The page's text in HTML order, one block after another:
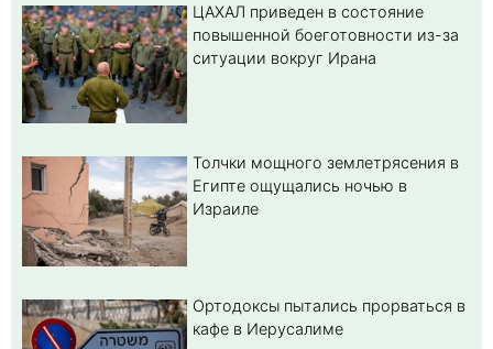
ЦАХАЛ приведен в состояние
повышенной боеготовности из-за
ситуации вокруг Ирана
Толчки мощного землетрясения в
Египте ощущались ночью в
Израиле
Ортодоксы пытались прорваться в
кафе в Иерусалиме